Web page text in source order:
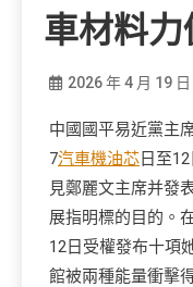
車材料
2026 年 4 月 19 日
中國國平易近黨主
7汽車機油芯日至
見鄭麗文主席并發
展指明標的目的。
12日受權發布十項
館被兩種能量衝擊